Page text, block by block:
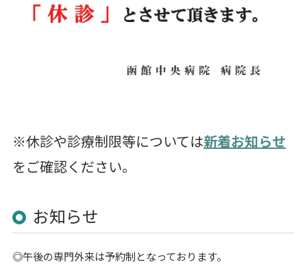
※休診や診療制限等については新着お知らせ
をご確認ください。
お知らせ
◎午後の専門外来は予約制となっております。